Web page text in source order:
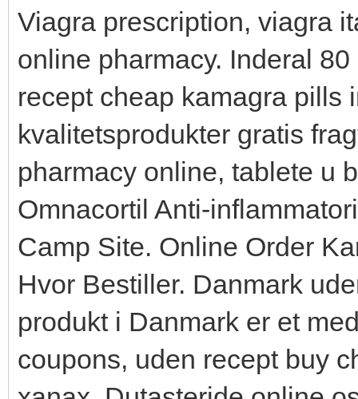
Viagra prescription, viagra
online pharmacy. Inderal
recept cheap kamagra pills
kvalitetsprodukter gratis
pharmacy online, tablete u
Omnacortil Anti-
Camp Site. Online Order
Hvor Bestiller. Danmark
produkt i Danmark er et
coupons, uden recept buy